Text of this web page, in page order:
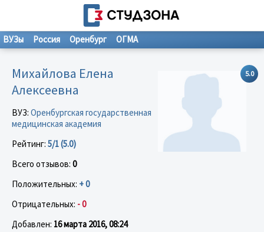
ВУЗы Россия Оренбург ОГМА
5.0
Михайлова Елена
Алексеевна
ВУЗ: Оренбургская государственная
медицинская академия
Рейтинг: 5/1 (5.0)
Всего отзывов: 0
Положительных: + 0
Отрицательных: - 0
Добавлен: 16 марта 2016, 08:24